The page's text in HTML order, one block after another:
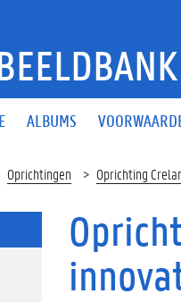
ALBUMS
Oprichtingen Oprichting